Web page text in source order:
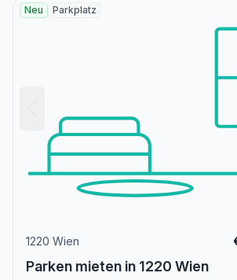
Neu Parkplatz
1220 Wien
Parken mieten in 1220 Wien